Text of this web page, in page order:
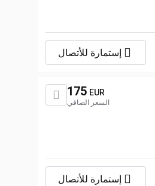
إستمارة للأتصال
175 EUR
السعر الصافي
إستمارة للأتصال